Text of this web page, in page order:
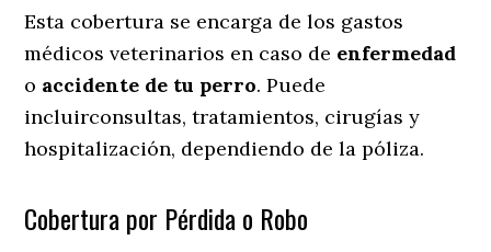
Esta cobertura se encarga de los gastos
médicos veterinarios en caso de enfermedad
o accidente de tu perro. Puede
incluirconsultas, tratamientos, cirugías y
hospitalización, dependiendo de la póliza.
Cobertura por Pérdida o Robo